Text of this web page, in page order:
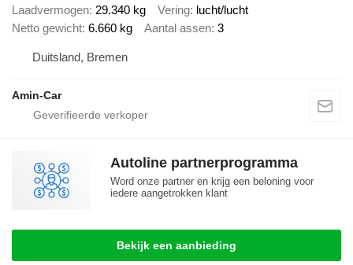
Laadvermogen 29.340 kg Vering lucht/lucht
Netto gewicht 6.660 kg Aantal assen 3
Duitsland, Bremen
Amin-Car
Autoline partnerprogramma
Word onze partner en krijg een beloning voor
iedere aangetrokken klant
Bekijk een aanbieding